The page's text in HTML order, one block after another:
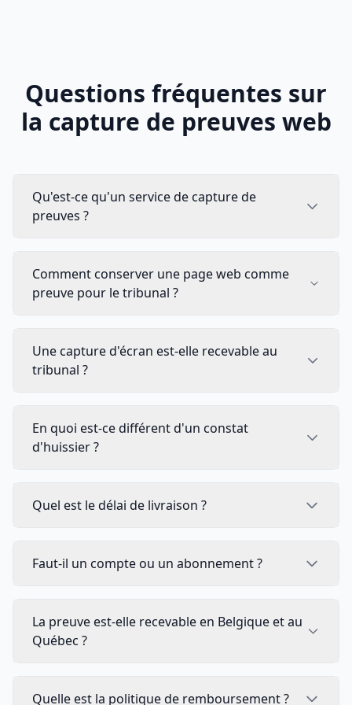
Questions fréquentes sur
la capture de preuves web
Qu'est-ce qu'un service de capture de
preuves ?
Comment conserver une page web comme
preuve pour le tribunal ?
Une capture d'écran est-elle recevable au
tribunal ?
En quoi est-ce différent d'un constat
d'huissier ?
Quel est le délai de livraison ?
Faut-il un compte ou un abonnement ?
La preuve est-elle recevable en Belgique et au
Québec ?
Quelle est la politique de remboursement ?